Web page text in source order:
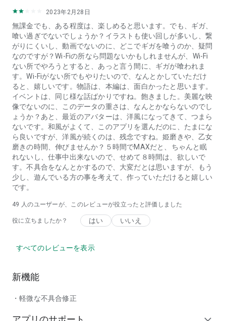
・好みの相手と恋できる、女性向け乙女ゲーム（おとめげ―
む）がほしい
・人気のある女性向けの恋愛・恋ゲームに興味がある方
・久しく乙女（オトメ）ゲ―ムをプレイしていない方
・女性向け乙女（おとめ）げーむのイケボでときめきたい
◆初めて恋愛・乙女ゲームをプレイする方
・イケメンたちと恋愛を女性向け乙女（オトメ）ゲームで味わ
たい方
・女性向けゲームでイケメンたちと恋愛できるオトメゲームを
探している方
・イケメンや気になる声優が出ている女性向けゲームを探して
いる方
・イケメンと恋愛ができるような女性向けゲームを探している
方
・女性向けのゲームやオトメゲーム(乙ゲー・おとめげーむ)で
遊んだことがなく、ゲームで恋愛を楽しみたいとお考えの方
・自分の好きな声優が出ている女性向け乙女(おとめ)ゲームを
探している方
・恋愛シュミレーションゲームを探している
ムを探している
・初めてプレイしても楽しめる乙女ゲーム（おとめげーむ）を
探している
レーションゲームをプレイしたい
・オトメ気分になれる女性向けの乙女（オトメ）ゲームをプレ
・恋愛ドラマや恋愛マンガが好きで、乙女ゲームをプレイした
2023年2月28日
無課金でも、ある程度は、楽しめると思います。でも、ギガ、
喰い過ぎでないでしょうか？イラストも使い回しが多いし、繋
がりにくいし、動画でないのに、どこでギガを喰うのか、疑問
なのですが？Wi-Fiの所なら問題ないかもしれませんが、Wi-Fi
ない所でやろうとすると、あっと言う間に、ギガが喰われま
す。Wi-Fiがない所でもやりたいので、なんとかしていただけ
ると、嬉しいです。物語は、本編は、面白かったと思います。
イベントは、同じ様な話ばかりですね。飽きました。美麗な映
像でないのに、このデータの重さは、なんとかならないのでし
ょうか？あと、最近のアバターは、洋風になってきて、つまら
ないです。和風がよくて、このアプリを選んだのに、たまにな
ら良いですが、洋風が続くのは、残念ですね。姫磨きや、乙女
磨きの時間、伸びませんか？５時間でMAXだと、ちゃんと眠
れないし、仕事中出来ないので、せめて８時間は、欲しいで
す。不具合をなんとかするので、大変だとは思いますが、もう
少し、遊んでいる方の事を考えて、作っていただけると嬉しい
です。
49 人のユーザーが、このレビューが役立ったと評価しました
役に立ちましたか？ はい いいえ
すべてのレビューを表示
新機能
・軽微な不具合修正